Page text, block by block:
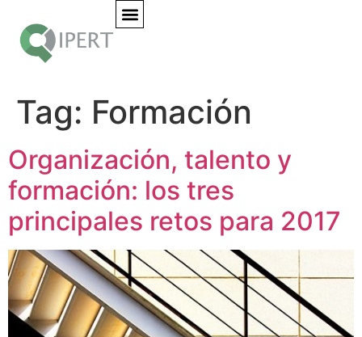
Tag: Formación
Organización, talento y
formación: los tres
principales retos para 2017